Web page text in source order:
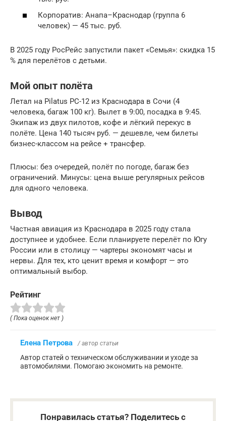
Корпоратив: Анапа–Краснодар (группа 6
человек) — 45 тыс. руб.
В 2025 году РосРейс запустили пакет «Семья»: скидка 15
% для перелётов с детьми.
Мой опыт полёта
Летал на Pilatus PC-12 из Краснодара в Сочи (4
человека, багаж 100 кг). Вылет в 9:00, посадка в 9:45.
Экипаж из двух пилотов, кофе и лёгкий перекус в
полёте. Цена 140 тысяч руб. — дешевле, чем билеты
бизнес-классом на рейсе + трансфер.
Плюсы: без очередей, полёт по погоде, багаж без
ограничений. Минусы: цена выше регулярных рейсов
для одного человека.
Вывод
Частная авиация из Краснодара в 2025 году стала
доступнее и удобнее. Если планируете перелёт по Югу
России или в столицу — чартеры экономят часы и
нервы. Для тех, кто ценит время и комфорт — это
оптимальный выбор.
Рейтинг
( Пока оценок нет )
Елена Петрова / автор статьи
Автор статей о техническом обслуживании и уходе за
автомобилями. Помогаю экономить на ремонте.
Понравилась статья? Поделитесь с